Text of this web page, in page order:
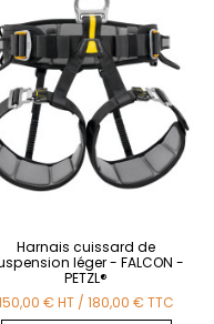
Harnais cuissard de
léger - FALCON -
PETZL®
€HT /180,00 €TTC